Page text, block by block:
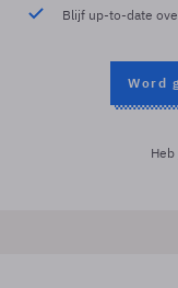
Blijf up-to-date
Word